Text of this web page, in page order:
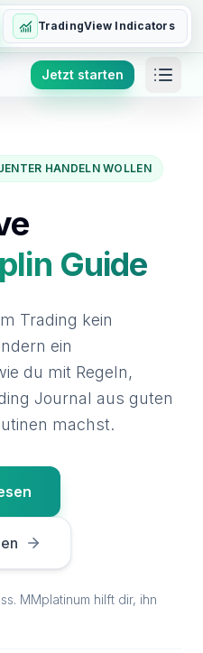
TradingView Indicators
Jetzt starten
HANDELN WOLLEN
Guide
Trading kein
ein
du mit Regeln,
Journal aus guten
machst.
MMplatinum hilft dir, ihn